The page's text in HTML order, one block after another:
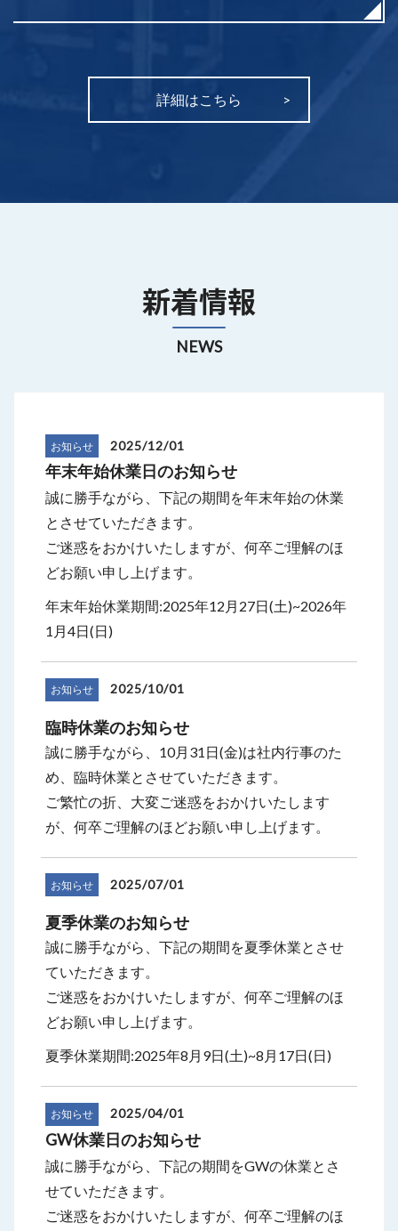
詳細はこちら
新着情報
NEWS
お知らせ 2025/12/01
年末年始休業日のお知らせ
誠に勝手ながら、下記の期間を年末年始の休業
とさせていただきます。
ご迷惑をおかけいたしますが、何卒ご理解のほ
どお願い申し上げます。
年末年始休業期間:2025年12月27日(土)~2026年
1月4日(日)
お知らせ 2025/10/01
臨時休業のお知らせ
誠に勝手ながら、10月31日(金)は社内行事のた
め、臨時休業とさせていただきます。
ご繁忙の折、大変ご迷惑をおかけいたします
が、何卒ご理解のほどお願い申し上げます。
お知らせ 2025/07/01
夏季休業のお知らせ
誠に勝手ながら、下記の期間を夏季休業とさせ
ていただきます。
ご迷惑をおかけいたしますが、何卒ご理解のほ
どお願い申し上げます。
夏季休業期間:2025年8月9日(土)~8月17日(日)
お知らせ 2025/04/01
GW休業日のお知らせ
誠に勝手ながら、下記の期間をGWの休業とさ
せていただきます。
ご迷惑をおかけいたしますが、何卒ご理解のほ